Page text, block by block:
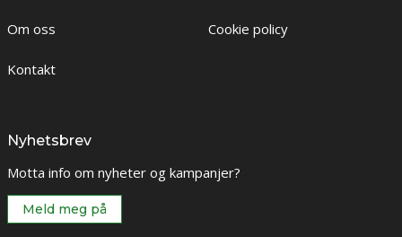
Om oss
Kontakt
Cookie policy
Nyhetsbrev
Motta info om nyheter og kampanjer?
Meld meg på